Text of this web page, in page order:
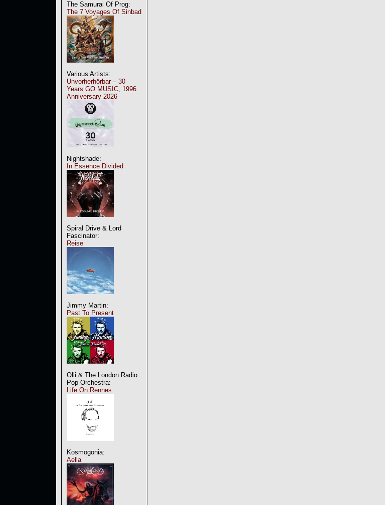
The Samurai Of Prog:
The 7 Voyages Of Sinbad
Various Artists:
Unvorherhörbar – 30
Years GO MUSIC, 1996
Anniversary 2026
Nightshade:
In Essence Divided
Spiral Drive & Lord
Fascinator:
Reise
Jimmy Martin:
Past To Present
Olli & The London Radio
Pop Orchestra:
Life On Rennes
Kosmogonia:
Aella